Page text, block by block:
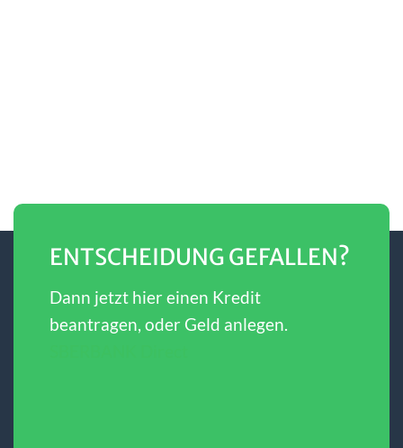
ENTSCHEIDUNG GEFALLEN?
Dann jetzt hier einen Kredit
beantragen, oder Geld anlegen.